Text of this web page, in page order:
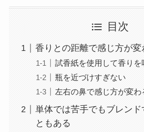
目次
香りとの距離で感じ方が変
試香紙を使用して香りを
瓶を近づけすぎない
左右の鼻で感じ方が変わ
単体では苦手でもブレンド
ともある